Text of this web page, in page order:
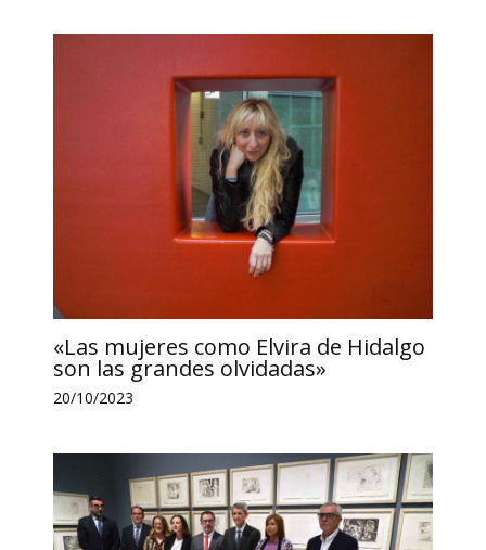
«Las mujeres como Elvira de Hidalgo
son las grandes olvidadas»
20/10/2023